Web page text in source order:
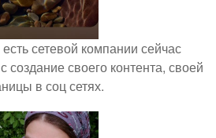
сетевой компании сейчас
создание своего контента, своей
в соц сетях.